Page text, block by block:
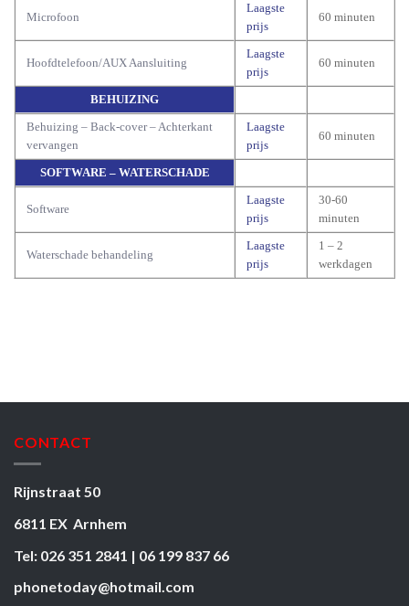
Microfoon
Laagste
prijs
60 minuten
Hoofdtelefoon/AUX Aansluiting
Laagste
prijs
60 minuten
BEHUIZING
Behuizing – Back-cover – Achterkant
vervangen
Laagste
prijs
60 minuten
SOFTWARE – WATERSCHADE
Software
Laagste
prijs
30-60
minuten
Waterschade behandeling
Laagste
prijs
1 – 2
werkdagen
CONTACT
Rijnstraat 50
6811 EX Arnhem
Tel: 026 351 2841 | 06 199 837 66
phonetoday@hotmail.com